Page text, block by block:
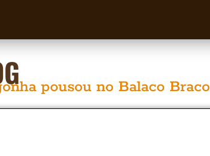
pousou no Balaco Braco